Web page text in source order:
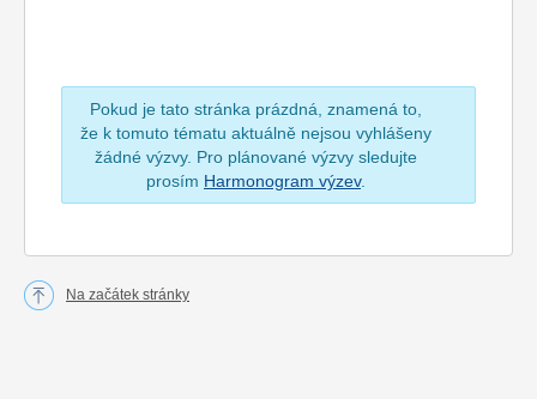
Pokud je tato stránka prázdná, znamená to,
že k tomuto tématu aktuálně nejsou vyhlášeny
žádné výzvy. Pro plánované výzvy sledujte
prosím Harmonogram výzev.
Na začátek stránky